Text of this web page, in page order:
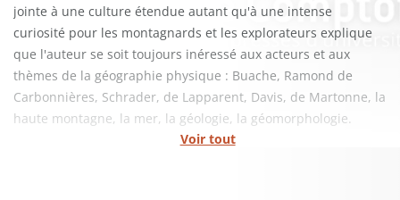
Voir tout
jointe à une culture étendue autant qu'à une intense
curiosité pour les montagnards et les explorateurs explique
que l'auteur se soit toujours inéressé aux acteurs et aux
thèmes de la géographie physique : Buache, Ramond de
Carbonnières, Schrader, de Lapparent, Davis, de Martonne, la
haute montagne, la mer, la géologie, la géomorphologie.